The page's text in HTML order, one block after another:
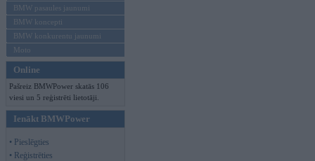
BMW pasaules jaunumi
BMW koncepti
BMW konkurentu jaunumi
Moto
Online
Pašreiz BMWPower skatās 106
viesi un 5 reģistrēti lietotāji.
Ienākt BMWPower
• Pieslēgties
• Reģistrēties